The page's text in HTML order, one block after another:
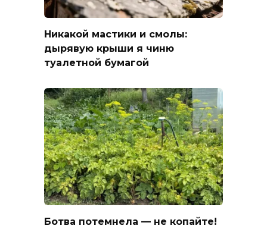
Никакой мастики и смолы:
дырявую крыши я чиню
туалетной бумагой
Ботва потемнела — не копайте!